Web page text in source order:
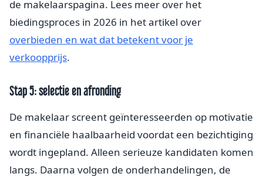
de makelaarspagina. Lees meer over het
biedingsproces in 2026 in het artikel over
overbieden en wat dat betekent voor je
verkoopprijs.
Stap 5: selectie en afronding
De makelaar screent geïnteresseerden op motivatie
en financiële haalbaarheid voordat een bezichtiging
wordt ingepland. Alleen serieuze kandidaten komen
langs. Daarna volgen de onderhandelingen, de